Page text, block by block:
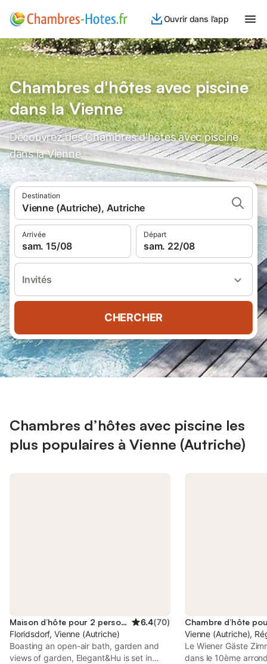
Ouvrir dans l’app
Chambres d'hôtes avec piscine
dans la Vienne
Découvrez des Chambres d'hôtes avec piscine
dans la Vienne.
Destination
Vienne (Autriche), Autriche
Arrivée
sam. 15/08
Départ
sam. 22/08
Invités
CHERCHER
Chambres d’hôtes avec piscine les
plus populaires à Vienne (Autriche)
Maison d’hôte pour 2 personnes 6.4(70)
Floridsdorf, Vienne (Autriche)
Boasting an open-air bath, garden and
views of garden, Elegant&Hu is set in
Vienne (Autriche),
Le Wiener Gäste
dans le 10ème